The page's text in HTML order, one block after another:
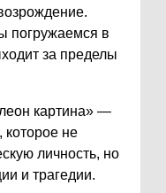
погружаемся в
за пределы
картина» —
которое не
личность, но
и трагедии.